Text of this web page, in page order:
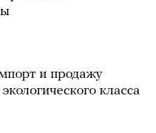
и продажу
класса